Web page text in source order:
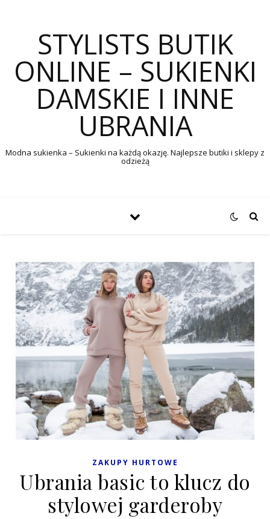
STYLISTS BUTIK
ONLINE – SUKIENKI
DAMSKIE I INNE
UBRANIA
Modna sukienka – Sukienki na każdą okazję. Najlepsze butiki i sklepy z
odzieżą
ZAKUPY HURTOWE
Ubrania basic to klucz do
stylowej garderoby